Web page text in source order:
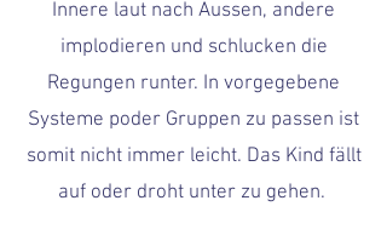
Innere laut nach Aussen, andere
implodieren und schlucken die
Regungen runter. In vorgegebene
Systeme poder Gruppen zu passen ist
somit nicht immer leicht. Das Kind fällt
auf oder droht unter zu gehen.